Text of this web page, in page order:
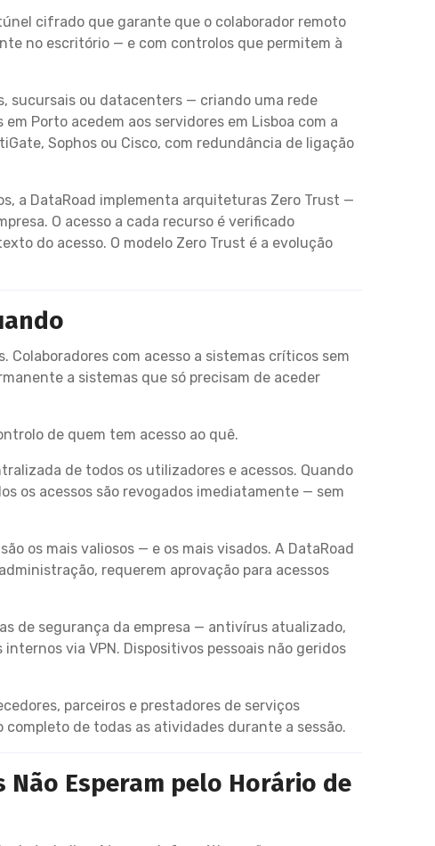
cifrado que garante que o colaborador remoto
no escritório — e com controlos que permitem à
sucursais ou datacenters — criando uma rede
Porto acedem aos servidores em Lisboa com a
Sophos ou Cisco, com redundância de ligação
a DataRoad implementa arquiteturas Zero Trust —
O acesso a cada recurso é verificado
do acesso. O modelo Zero Trust é a evolução
Colaboradores com acesso a sistemas críticos sem
a sistemas que só precisam de aceder
de quem tem acesso ao quê.
de todos os utilizadores e acessos. Quando
os acessos são revogados imediatamente — sem
os mais valiosos — e os mais visados. A DataRoad
requerem aprovação para acessos
de segurança da empresa — antivírus atualizado,
via VPN. Dispositivos pessoais não geridos
parceiros e prestadores de serviços
de todas as atividades durante a sessão.
Esperam pelo Horário de